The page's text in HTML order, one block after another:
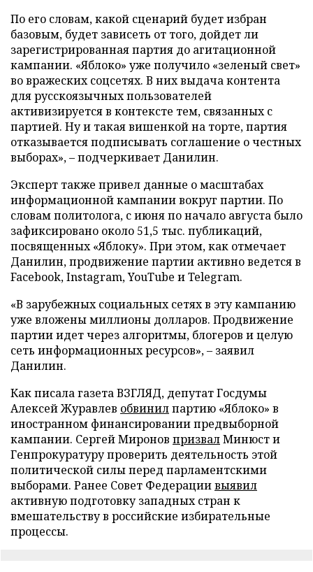
По его словам, какой сценарий будет избран
базовым, будет зависеть от того, дойдет ли
зарегистрированная партия до агитационной
кампании. «Яблоко» уже получило «зеленый свет»
во вражеских соцсетях. В них выдача контента
для русскоязычных пользователей
активизируется в контексте тем, связанных с
партией. Ну и такая вишенкой на торте, партия
отказывается подписывать соглашение о честных
выборах», – подчеркивает Данилин.
Эксперт также привел данные о масштабах
информационной кампании вокруг партии. По
словам политолога, с июня по начало августа было
зафиксировано около 51,5 тыс. публикаций,
посвященных «Яблоку». При этом, как отмечает
Данилин, продвижение партии активно ведется в
Facebook, Instagram, YouTube и Telegram.
«В зарубежных социальных сетях в эту кампанию
уже вложены миллионы долларов. Продвижение
партии идет через алгоритмы, блогеров и целую
сеть информационных ресурсов», – заявил
Данилин.
Как писала газета ВЗГЛЯД, депутат Госдумы
Алексей Журавлев обвинилпартию «Яблоко» в
иностранном финансировании предвыборной
кампании. Сергей Миронов призвалМинюст и
Генпрокуратуру проверить деятельность этой
политической силы перед парламентскими
выборами. Ранее Совет Федерациивыявил
активную подготовку западных стран к
вмешательству в российские избирательные
процессы.